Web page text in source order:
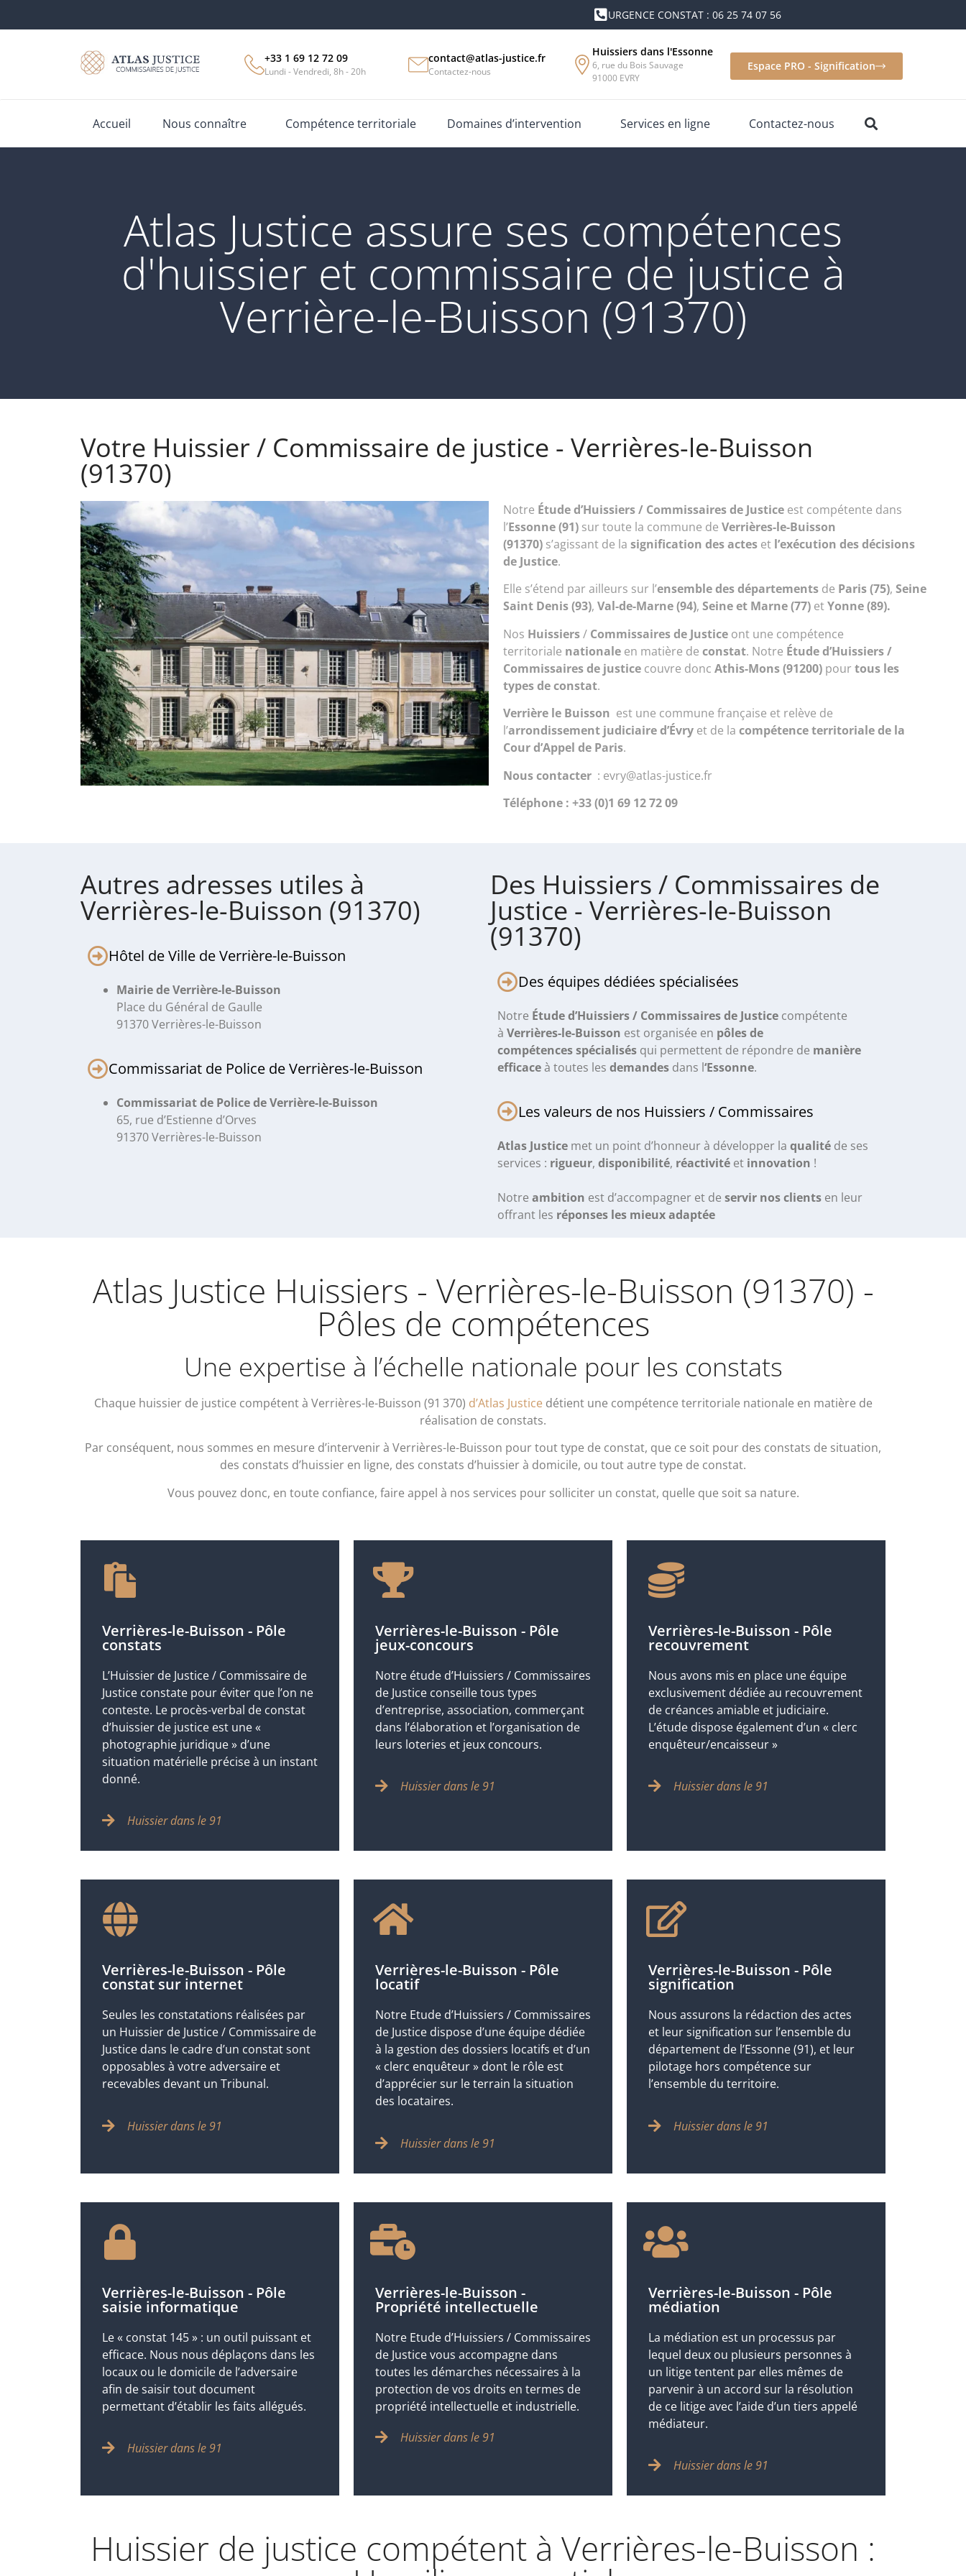
URGENCE CONSTAT : 06 25 74 07 56
+33 1 69 12 72 09
Lundi - Vendredi, 8h - 20h
contact@atlas-justice.fr
Contactez-nous
Huissiers dans l'Essonne
6, rue du Bois Sauvage
91000 EVRY
Espace PRO - Signification
Accueil Nous connaître Compétence territoriale Domaines d’intervention Services en ligne Contactez-nous
Atlas Justice assure ses compétences
d'huissier et commissaire de justice à
Verrière-le-Buisson (91370)
Votre Huissier / Commissaire de justice - Verrières-le-Buisson
(91370)
Notre Étude d’Huissiers / Commissaires de Justice est compétente dans
l’Essonne (91) sur toute la commune de Verrières-le-Buisson
(91370) s’agissant de la signification des actes et l’exécution des décisions
de Justice.
Elle s’étend par ailleurs sur l’ensemble des départements de Paris (75), Seine
Saint Denis (93), Val-de-Marne (94), Seine et Marne (77) etYonne (89).
Nos Huissiers/ Commissaires de Justice ont une compétence
territoriale nationale en matière de constat. Notre Étude d’Huissiers /
Commissaires de justice couvre donc Athis-Mons (91200) pour tous les
types de constat.
Verrière le Buisson est une commune française et relève de
l’arrondissement judiciaire d’Évry et de la compétence territoriale de la
Cour d’Appel de Paris.
Nous contacter : evry@atlas-justice.fr
Téléphone : +33 (0)1 69 12 72 09
Autres adresses utiles à
Verrières-le-Buisson (91370)
Hôtel de Ville de Verrière-le-Buisson
Mairie de Verrière-le-Buisson
Place du Général de Gaulle
91370 Verrières-le-Buisson
Commissariat de Police de Verrières-le-Buisson
Commissariat de Police de Verrière-le-Buisson
65, rue d’Estienne d’Orves
91370 Verrières-le-Buisson
Des Huissiers / Commissaires de
Justice - Verrières-le-Buisson
(91370)
Des équipes dédiées spécialisées
Notre Étude d’Huissiers / Commissaires de Justice compétente
à Verrières-le-Buisson est organisée en pôles de
compétences spécialisés qui permettent de répondre de manière
efficaceà toutes les demandes dans l‘Essonne.
Les valeurs de nos Huissiers / Commissaires
Atlas Justice met un point d’honneur à développer la qualité de ses
services : rigueur, disponibilité, réactivité et innovation !
Notre ambition est d’accompagner et de servir nos clients en leur
offrant les réponses les mieux adaptée
Atlas Justice Huissiers - Verrières-le-Buisson (91370) -
Pôles de compétences
Une expertise à l’échelle nationale pour les constats
Chaque huissier de justice compétent à Verrières-le-Buisson (91 370) d’Atlas Justicedétient une compétence territoriale nationale en matière de
réalisation de constats.
Par conséquent, nous sommes en mesure d’intervenir à Verrières-le-Buisson pour tout type de constat, que ce soit pour des constats de situation,
des constats d’huissier en ligne, des constats d’huissier à domicile, ou tout autre type de constat.
Vous pouvez donc, en toute confiance, faire appel à nos services pour solliciter un constat, quelle que soit sa nature.
Verrières-le-Buisson - Pôle
constats
L’Huissier de Justice / Commissaire de
Justice constate pour éviter que l’on ne
conteste. Le procès-verbal de constat
d’huissier de justice est une «
photographie juridique » d’une
situation matérielle précise à un instant
donné.
Huissier dans le 91
Verrières-le-Buisson - Pôle
jeux-concours
Notre étude d’Huissiers / Commissaires
de Justice conseille tous types
d’entreprise, association, commerçant
dans l’élaboration et l’organisation de
leurs loteries et jeux concours.
Huissier dans le 91
Verrières-le-Buisson - Pôle
recouvrement
Nous avons mis en place une équipe
exclusivement dédiée au recouvrement
de créances amiable et judiciaire.
L’étude dispose également d’un « clerc
enquêteur/encaisseur »
Huissier dans le 91
Verrières-le-Buisson - Pôle
constat sur internet
Seules les constatations réalisées par
un Huissier de Justice / Commissaire de
Justice dans le cadre d’un constat sont
opposables à votre adversaire et
recevables devant un Tribunal.
Huissier dans le 91
Verrières-le-Buisson - Pôle
locatif
Notre Etude d’Huissiers / Commissaires
de Justice dispose d’une équipe dédiée
à la gestion des dossiers locatifs et d’un
« clerc enquêteur » dont le rôle est
d’apprécier sur le terrain la situation
des locataires.
Huissier dans le 91
Verrières-le-Buisson - Pôle
signification
Nous assurons la rédaction des actes
et leur signification sur l’ensemble du
département de l’Essonne (91), et leur
pilotage hors compétence sur
l’ensemble du territoire.
Huissier dans le 91
Verrières-le-Buisson - Pôle
saisie informatique
Le « constat 145 » : un outil puissant et
efficace. Nous nous déplaçons dans les
locaux ou le domicile de l’adversaire
afin de saisir tout document
permettant d’établir les faits allégués.
Huissier dans le 91
Verrières-le-Buisson -
Propriété intellectuelle
Notre Etude d’Huissiers / Commissaires
de Justice vous accompagne dans
toutes les démarches nécessaires à la
protection de vos droits en termes de
propriété intellectuelle et industrielle.
Huissier dans le 91
Verrières-le-Buisson - Pôle
médiation
La médiation est un processus par
lequel deux ou plusieurs personnes à
un litige tentent par elles mêmes de
parvenir à un accord sur la résolution
de ce litige avec l’aide d’un tiers appelé
médiateur.
Huissier dans le 91
Huissier de justice compétent à Verrières-le-Buisson :